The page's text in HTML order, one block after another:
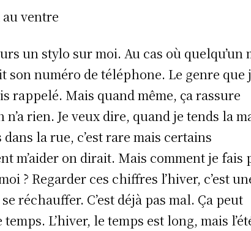
ventre
un stylo sur moi. Au cas où quelqu’un
son numéro de téléphone. Le genre que
rappelé. Mais quand même, ça rassure
n’a rien. Je veux dire, quand je tends la
dans la rue, c’est rare mais certains
m’aider on dirait. Mais comment je fais
? Regarder ces chiffres l’hiver, c’est
réchauffer. C’est déjà pas mal. Ça peut
temps. L’hiver, le temps est long, mais